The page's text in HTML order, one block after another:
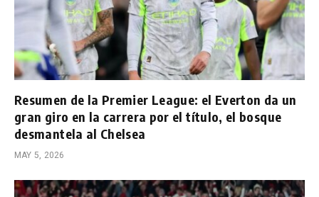
Resumen de la Premier League: el Everton da un
gran giro en la carrera por el título, el bosque
desmantela al Chelsea
MAY 5, 2026